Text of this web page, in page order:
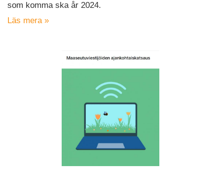
som komma ska år 2024.
Läs mera »